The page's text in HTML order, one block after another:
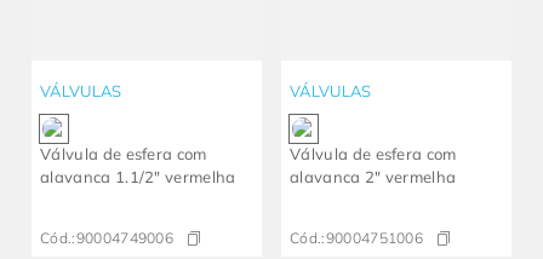
VÁLVULAS
Válvula de esfera com
alavanca 1.1/2" vermelha
Cód.:90004749006
VÁLVULAS
Válvula de esfera com
alavanca 2" vermelha
Cód.:90004751006